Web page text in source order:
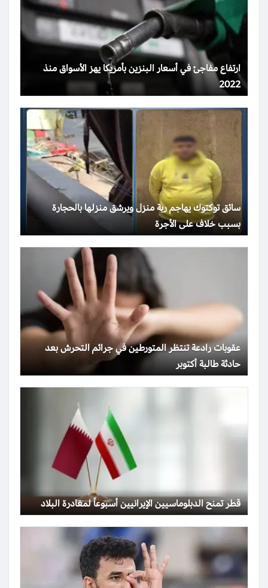
ارتفاع مفاجئ في أسعار البنزين بأمريكا يهز الأسواق منذ
2022
سائق توكتوك يهاجم ربة منزل ويرشق منزلها بالحجارة
بسبب خلاف على الأجرة
عقوبات رادعة تنتظر المتورطين في جرائم التحرش بعد
حادثة طالبة أكتوبر
قطر تمنح الدبلوماسيين الإيرانيين أسبوعاً لمغادرة البلاد